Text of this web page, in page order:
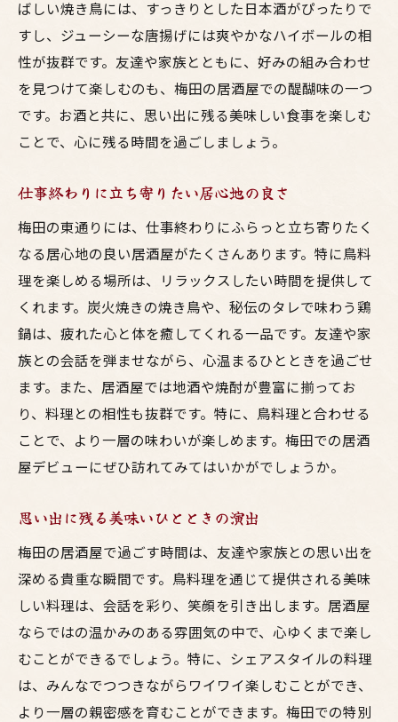
ばしい焼き鳥には、すっきりとした日本酒がぴったりで
すし、ジューシーな唐揚げには爽やかなハイボールの相
性が抜群です。友達や家族とともに、好みの組み合わせ
を見つけて楽しむのも、梅田の居酒屋での醍醐味の一つ
です。お酒と共に、思い出に残る美味しい食事を楽しむ
ことで、心に残る時間を過ごしましょう。
仕事終わりに立ち寄りたい居心地の良さ
梅田の東通りには、仕事終わりにふらっと立ち寄りたく
なる居心地の良い居酒屋がたくさんあります。特に鳥料
理を楽しめる場所は、リラックスしたい時間を提供して
くれます。炭火焼きの焼き鳥や、秘伝のタレで味わう鶏
鍋は、疲れた心と体を癒してくれる一品です。友達や家
族との会話を弾ませながら、心温まるひとときを過ごせ
ます。また、居酒屋では地酒や焼酎が豊富に揃ってお
り、料理との相性も抜群です。特に、鳥料理と合わせる
ことで、より一層の味わいが楽しめます。梅田での居酒
屋デビューにぜひ訪れてみてはいかがでしょうか。
思い出に残る美味いひとときの演出
梅田の居酒屋で過ごす時間は、友達や家族との思い出を
深める貴重な瞬間です。鳥料理を通じて提供される美味
しい料理は、会話を彩り、笑顔を引き出します。居酒屋
ならではの温かみのある雰囲気の中で、心ゆくまで楽し
むことができるでしょう。特に、シェアスタイルの料理
は、みんなでつつきながらワイワイ楽しむことができ、
より一層の親密感を育むことができます。梅田での特別